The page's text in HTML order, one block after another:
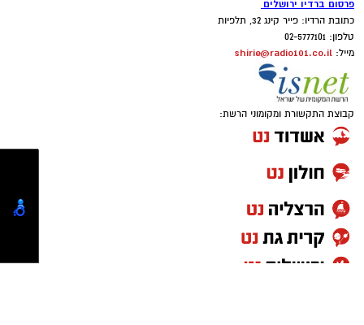
בחיפוש ברכב נתפסו סכין, סכום כסף מזומן בסך
6,864 ש"ח, וכן רכוש החשוד כגנוב, ובהם מכשירי
חשמל חדשים, תכשיטים, בגדים חדשים ומוצגים
נוספים באריזות.
פרסום ברדיו ירושלים
כתובת הרדיו: פייר קינג 32, תלפיות
טלפון: 02-5777101
מייל: shirie@radio101.co.il
קבוצת התקשורת ומקומוני הרשת: